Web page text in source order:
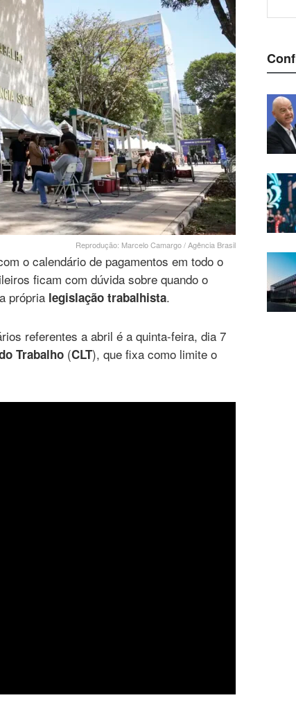
Reprodução: Marcelo Camargo / Agência Brasil
o calendário de pagamentos em todo o
ficam com dúvida sobre quando o
própria legislação trabalhista.
referentes a abril é a quinta-feira, dia 7
Trabalho (CLT), que fixa como limite o